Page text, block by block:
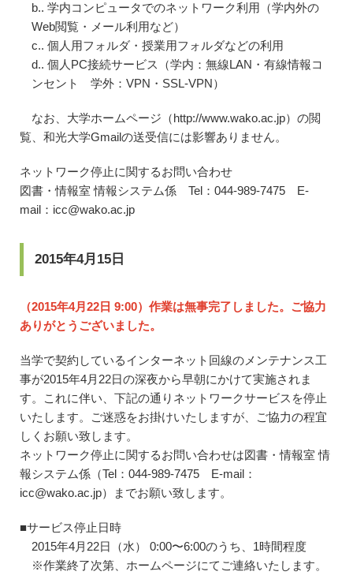
b.. 学内コンピュータでのネットワーク利用（学内外の
Web閲覧・メール利用など）
c.. 個人用フォルダ・授業用フォルダなどの利用
d.. 個人PC接続サービス（学内：無線LAN・有線情報コ
ンセント 学外：VPN・SSL-VPN）
なお、大学ホームページ（http://www.wako.ac.jp）の閲
覧、和光大学Gmailの送受信には影響ありません。
ネットワーク停止に関するお問い合わせ
図書・情報室 情報システム係 Tel：044-989-7475 E-
mail：icc@wako.ac.jp
2015年4月15日
（2015年4月22日 9:00）作業は無事完了しました。ご協力
ありがとうございました。
当学で契約しているインターネット回線のメンテナンス工
事が2015年4月22日の深夜から早朝にかけて実施されま
す。これに伴い、下記の通りネットワークサービスを停止
いたします。ご迷惑をお掛けいたしますが、ご協力の程宜
しくお願い致します。
ネットワーク停止に関するお問い合わせは図書・情報室 情
報システム係（Tel：044-989-7475 E-mail：
icc@wako.ac.jp）までお願い致します。
■サービス停止日時
2015年4月22日（水） 0:00〜6:00のうち、1時間程度
※作業終了次第、ホームページにてご連絡いたします。